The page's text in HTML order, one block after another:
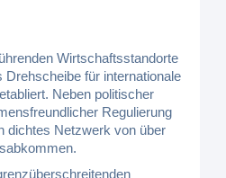
Wirtschaftsstandorte
für internationale
Neben politischer
Regulierung
dichtes Netzwerk von über